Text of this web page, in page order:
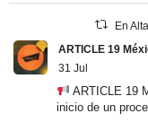
En
ARTICLE 19
31 Jul
ARTICLE 19
inicio de un